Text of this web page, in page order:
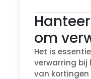
om
Het is
verwarring bij
van kortingen